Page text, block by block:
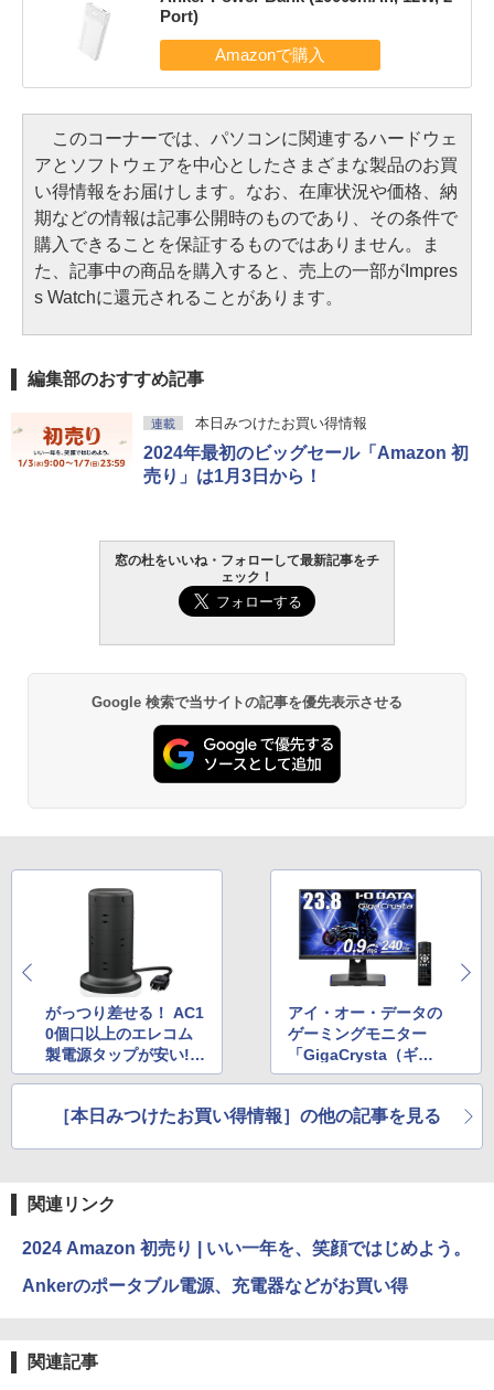
Port)
このコーナーでは、パソコンに関連するハードウェ
アとソフトウェアを中心としたさまざまな製品のお買
い得情報をお届けします。なお、在庫状況や価格、納
期などの情報は記事公開時のものであり、その条件で
購入できることを保証するものではありません。ま
た、記事中の商品を購入すると、売上の一部がImpres
s Watchに還元されることがあります。
編集部のおすすめ記事
連載 本日みつけたお買い得情報
2024年最初のビッグセール「Amazon 初
売り」は1月3日から！
窓の杜をいいね・フォローして最新記事をチ
ェック！
Google 検索で当サイトの記事を優先表示させる
がっつり差せる！ AC1
0個口以上のエレコム
製電源タップが安い!!
【Amazon初売りセー
アイ・オー・データの
ゲーミングモニター
「GigaCrysta（ギガ
クリスタ）」が安い！
ル】
［本日みつけたお買い得情報］の他の記事を見る
関連リンク
2024 Amazon 初売り | いい一年を、笑顔ではじめよう。
Ankerのポータブル電源、充電器などがお買い得
関連記事